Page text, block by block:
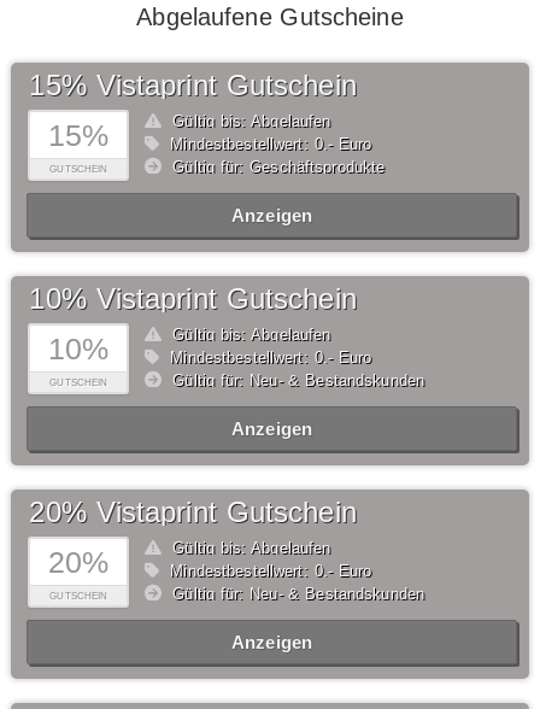
Abgelaufene Gutscheine
15%
GUTSCHEIN
15% Vistaprint Gutschein
Gültig bis: Abgelaufen
Mindestbestellwert: 0,- Euro
Gültig für: Geschäftsprodukte
Anzeigen
10%
GUTSCHEIN
10% Vistaprint Gutschein
Gültig bis: Abgelaufen
Mindestbestellwert: 0,- Euro
Gültig für: Neu- & Bestandskunden
Anzeigen
20%
GUTSCHEIN
20% Vistaprint Gutschein
Gültig bis: Abgelaufen
Mindestbestellwert: 0,- Euro
Gültig für: Neu- & Bestandskunden
Anzeigen